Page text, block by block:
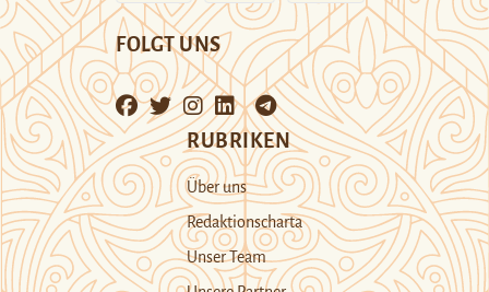
FOLGT UNS
RUBRIKEN
Über uns
Redaktionscharta
Unser Team